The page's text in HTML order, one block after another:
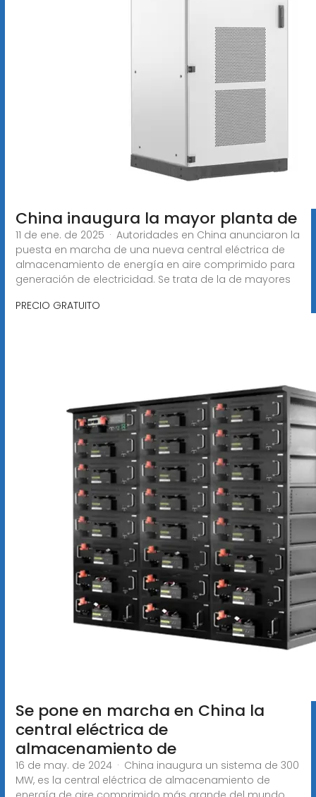
China inaugura la mayor planta de
11 de ene. de 2025 · Autoridades en China anunciaron la
puesta en marcha de una nueva central eléctrica de
almacenamiento de energía en aire comprimido para
generación de electricidad. Se trata de la de mayores
PRECIO GRATUITO
Se pone en marcha en China la
central eléctrica de
almacenamiento de
16 de may. de 2024 · China inaugura un sistema de 300
MW, es la central eléctrica de almacenamiento de